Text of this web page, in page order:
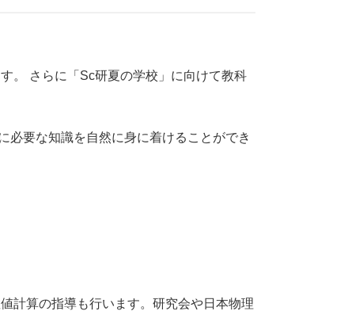
。 さらに「Sc研夏の学校」に向けて教科
要な知識を自然に身に着けることができ
計算の指導も行います。研究会や日本物理